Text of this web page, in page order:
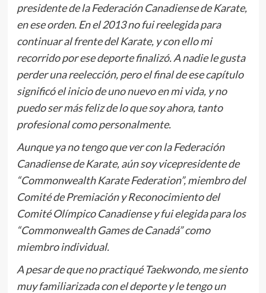
presidente de la Federación Canadiense de Karate,
en ese orden. En el 2013 no fui reelegida para
continuar al frente del Karate, y con ello mi
recorrido por ese deporte finalizó. A nadie le gusta
perder una reelección, pero el final de ese capítulo
significó el inicio de uno nuevo en mi vida, y no
puedo ser más feliz de lo que soy ahora, tanto
profesional como personalmente.
Aunque ya no tengo que ver con la Federación
Canadiense de Karate, aún soy vicepresidente de
“Commonwealth Karate Federation”, miembro del
Comité de Premiación y Reconocimiento del
Comité Olímpico Canadiense y fui elegida para los
“Commonwealth Games de Canadá” como
miembro individual.
A pesar de que no practiqué Taekwondo, me siento
muy familiarizada con el deporte y le tengo un